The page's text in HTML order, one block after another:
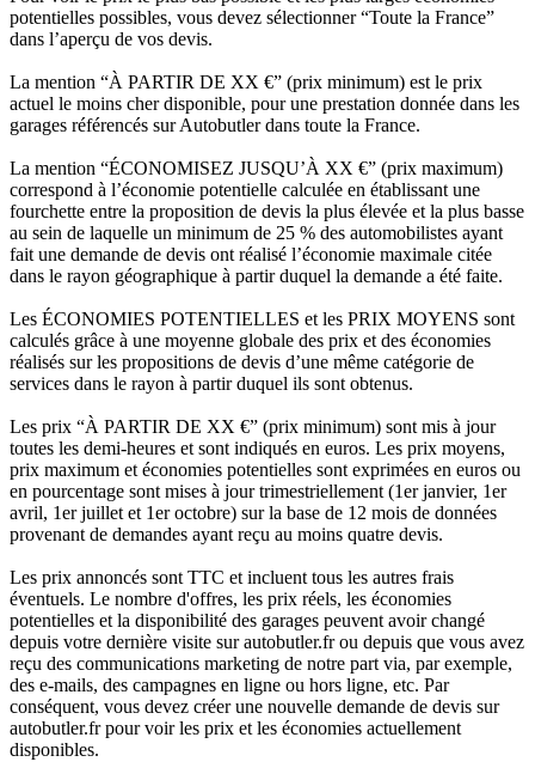
potentielles possibles, vous devez sélectionner “Toute la France”
dans l’aperçu de vos devis.
La mention “À PARTIR DE XX €” (prix minimum) est le prix
actuel le moins cher disponible, pour une prestation donnée dans les
garages référencés sur Autobutler dans toute la France.
La mention “ÉCONOMISEZ JUSQU’À XX €” (prix maximum)
correspond à l’économie potentielle calculée en établissant une
fourchette entre la proposition de devis la plus élevée et la plus basse
au sein de laquelle un minimum de 25 % des automobilistes ayant
fait une demande de devis ont réalisé l’économie maximale citée
dans le rayon géographique à partir duquel la demande a été faite.
Les ÉCONOMIES POTENTIELLES et les PRIX MOYENS sont
calculés grâce à une moyenne globale des prix et des économies
réalisés sur les propositions de devis d’une même catégorie de
services dans le rayon à partir duquel ils sont obtenus.
Les prix “À PARTIR DE XX €” (prix minimum) sont mis à jour
toutes les demi-heures et sont indiqués en euros. Les prix moyens,
prix maximum et économies potentielles sont exprimées en euros ou
en pourcentage sont mises à jour trimestriellement (1er janvier, 1er
avril, 1er juillet et 1er octobre) sur la base de 12 mois de données
provenant de demandes ayant reçu au moins quatre devis.
Les prix annoncés sont TTC et incluent tous les autres frais
éventuels. Le nombre d'offres, les prix réels, les économies
potentielles et la disponibilité des garages peuvent avoir changé
depuis votre dernière visite sur autobutler.fr ou depuis que vous avez
reçu des communications marketing de notre part via, par exemple,
des e-mails, des campagnes en ligne ou hors ligne, etc. Par
conséquent, vous devez créer une nouvelle demande de devis sur
autobutler.fr pour voir les prix et les économies actuellement
disponibles.